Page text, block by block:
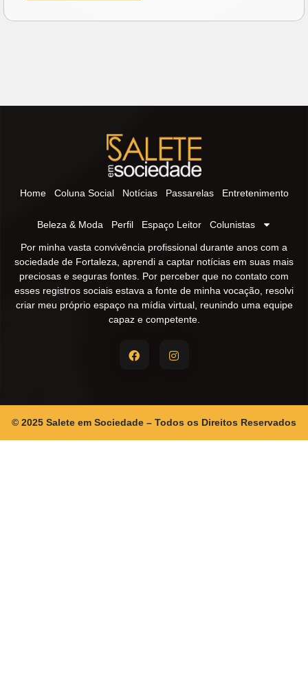
Home Coluna Social Notícias Passarelas Entretenimento
Beleza & Moda Perfil Espaço Leitor Colunistas
Por minha vasta convivência profissional durante anos com a
sociedade de Fortaleza, aprendi a captar notícias em suas mais
preciosas e seguras fontes. Por perceber que no contato com
esses registros sociais estava a fonte de minha vocação, resolvi
criar meu próprio espaço na mídia virtual, reunindo uma equipe
capaz e competente.
© 2025 Salete em Sociedade – Todos os Direitos Reservados